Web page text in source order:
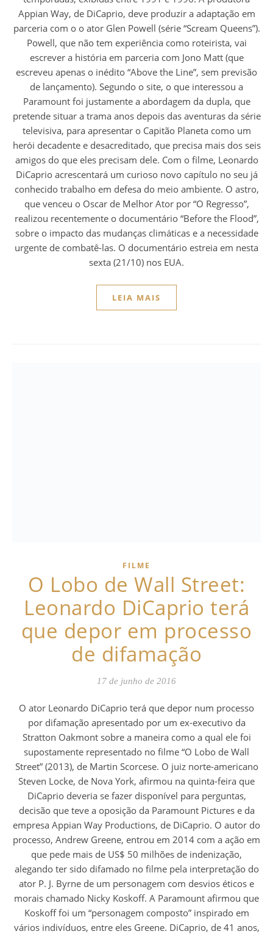
Appian Way, de DiCaprio, deve produzir a adaptação em
parceria com o o ator Glen Powell (série “Scream Queens”).
Powell, que não tem experiência como roteirista, vai
escrever a história em parceria com Jono Matt (que
escreveu apenas o inédito “Above the Line”, sem previsão
de lançamento). Segundo o site, o que interessou a
Paramount foi justamente a abordagem da dupla, que
pretende situar a trama anos depois das aventuras da série
televisiva, para apresentar o Capitão Planeta como um
herói decadente e desacreditado, que precisa mais dos seis
amigos do que eles precisam dele. Com o filme, Leonardo
DiCaprio acrescentará um curioso novo capítulo no seu já
conhecido trabalho em defesa do meio ambiente. O astro,
que venceu o Oscar de Melhor Ator por “O Regresso”,
realizou recentemente o documentário “Before the Flood”,
sobre o impacto das mudanças climáticas e a necessidade
urgente de combatê-las. O documentário estreia em nesta
sexta (21/10) nos EUA.
LEIA MAIS
FILME
O Lobo de Wall Street:
Leonardo DiCaprio terá
que depor em processo
de difamação
17 de junho de 2016
O ator Leonardo DiCaprio terá que depor num processo
por difamação apresentado por um ex-executivo da
Stratton Oakmont sobre a maneira como a qual ele foi
supostamente representado no filme “O Lobo de Wall
Street” (2013), de Martin Scorcese. O juiz norte-americano
Steven Locke, de Nova York, afirmou na quinta-feira que
DiCaprio deveria se fazer disponível para perguntas,
decisão que teve a oposição da Paramount Pictures e da
empresa Appian Way Productions, de DiCaprio. O autor do
processo, Andrew Greene, entrou em 2014 com a ação em
que pede mais de US$ 50 milhões de indenização,
alegando ter sido difamado no filme pela interpretação do
ator P. J. Byrne de um personagem com desvios éticos e
morais chamado Nicky Koskoff. A Paramount afirmou que
Koskoff foi um “personagem composto” inspirado em
vários indivíduos, entre eles Greene. DiCaprio, de 41 anos,